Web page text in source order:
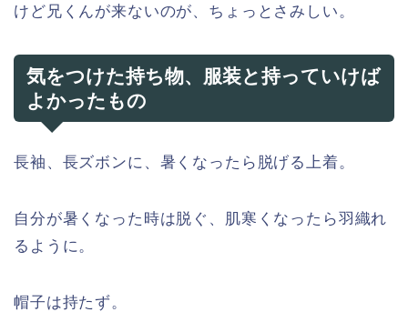
けど兄くんが来ないのが、ちょっとさみしい。
気をつけた持ち物、服装と持っていけば
よかったもの
長袖、長ズボンに、暑くなったら脱げる上着。
自分が暑くなった時は脱ぐ、肌寒くなったら羽織れ
るように。
帽子は持たず。